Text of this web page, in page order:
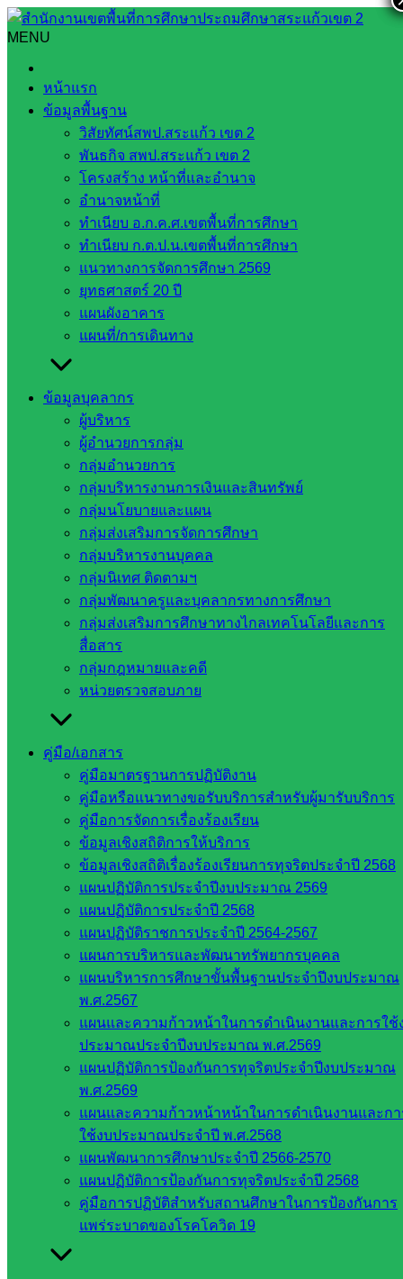
Skip
to
content
MENU
หน้าแรก
ข้อมูลพื้นฐาน
วิสัยทัศน์สพป.สระแก้ว เขต 2
พันธกิจ สพป.สระแก้ว เขต 2
โครงสร้าง หน้าที่และอำนาจ
อำนาจหน้าที่
ทำเนียบ อ.ก.ค.ศ.เขตพื้นที่การศึกษา
ทำเนียบ ก.ต.ป.น.เขตพื้นที่การศึกษา
แนวทางการจัดการศึกษา 2569
ยุทธศาสตร์ 20 ปี
แผนผังอาคาร
แผนที่/การเดินทาง
ข้อมูลบุคลากร
ผู้บริหาร
ผู้อำนวยการกลุ่ม
กลุ่มอำนวยการ
กลุ่มบริหารงานการเงินและสินทรัพย์
กลุ่มนโยบายและแผน
กลุ่มส่งเสริมการจัดการศึกษา
กลุ่มบริหารงานบุคคล
กลุ่มนิเทศ ติดตามฯ
กลุ่มพัฒนาครูและบุคลากรทางการศึกษา
กลุ่มส่งเสริมการศึกษาทางไกลเทคโนโลยีและการ
สื่อสาร
กลุ่มกฎหมายและคดี
หน่วยตรวจสอบภาย
คู่มือ/เอกสาร
คู่มือมาตรฐานการปฏิบัติงาน
คู่มือหรือแนวทางขอรับบริการสำหรับผู้มารับบริการ
คู่มือการจัดการเรื่องร้องเรียน
ข้อมูลเชิงสถิติการให้บริการ
ข้อมูลเชิงสถิติเรื่องร้องเรียนการทุจริตประจำปี 2568
แผนปฏิบัติการประจำปีงบประมาณ 2569
แผนปฏิบัติการประจำปี 2568
แผนปฏิบัติราชการประจำปี 2564-2567
แผนการบริหารและพัฒนาทรัพยากรบุคคล
แผนบริหารการศึกษาขั้นพื้นฐานประจำปีงบประมาณ
พ.ศ.2567
แผนและความก้าวหน้าในการดำเนินงานและการใช้
ประมาณประจำปีงบประมาณ พ.ศ.2569
แผนปฏิบัติการป้องกันการทุจริตประจำปีงบประมาณ
พ.ศ.2569
แผนและความก้าวหน้าหน้าในการดำเนินงานและก
ใช้งบประมาณประจำปี พ.ศ.2568
แผนพัฒนาการศึกษาประจำปี 2566-2570
แผนปฏิบัติการป้องกันการทุจริตประจำปี 2568
คู่มือการปฏิบัติสำหรับสถานศึกษาในการป้องกันการ
แพร่ระบาดของโรคโควิด 19
Search
ประกาศรายชื่อผูัมีสิทธิ์เข้ารับการเลือกสรรบุคคลเพื่อจ้างเป็น
พนักงานราชการ ตำแหน่งครูพี่เลี้ยง
ประกาศรายชื่อผูัมีสิทธิ์เข้ารับการเลือกสรร
บุคคลเพื่อจ้างเป็นพนักงานราชการ
ตำแหน่งครูพี่เลี้ยง
ธันวาคม 13, 2021ธันวาคม 13, 2021
หนังสือประชาสัมพันธ์ทั่วไป
ดาวน์โหลด
Post Views: 414
บริหารงานบุคคล
หน่วยงาน
ที่เกี่ยวข้อง
กระทรวง
ศึกษาธิการ
การ
อุดมศึกษา
สำนักงาน
เลขาธิการ
สภาการ
ศึกษา
สำนักงาน
คณะ
กรรมการ
การ
อาชีวศึกษา
สำนักงาน
กรรมการ
การศึกษา
ขั้นพื้น
รายชื่อ
มหาวิทยาลัย
ประเทศไทย
เว็บไซต์
สำนักต่าง
ๆ ใน